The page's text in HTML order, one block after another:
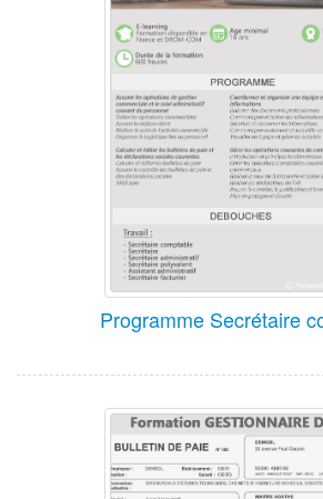
Programme Secrétaire